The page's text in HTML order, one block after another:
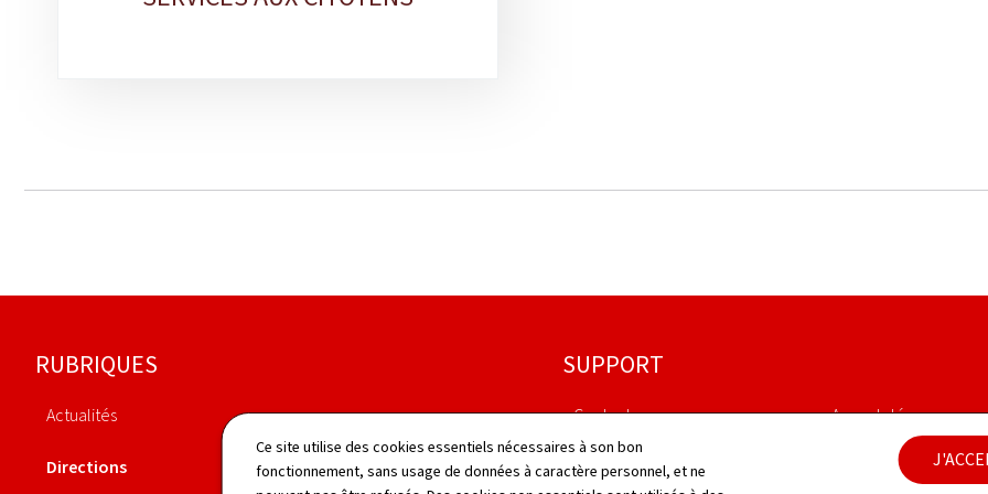
Ce site utilise des cookies essentiels nécessaires à son bon
fonctionnement, sans usage de données à caractère personnel, et ne
Pied
de
RUBRIQUES
Actualités
Directions
Publications
SUPPORT
Contact
Plan du site
Aspects légaux
Déclaration